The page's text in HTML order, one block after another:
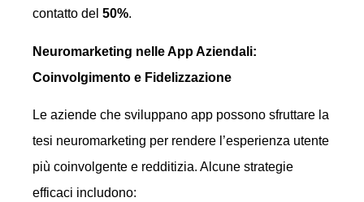
contatto del 50%.
Neuromarketing nelle App Aziendali:
Coinvolgimento e Fidelizzazione
Le aziende che sviluppano app possono sfruttare la
tesi neuromarketing per rendere l’esperienza utente
più coinvolgente e redditizia. Alcune strategie
efficaci includono: